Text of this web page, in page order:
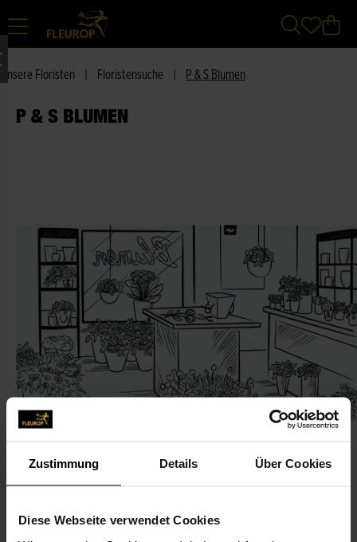
Zustimmung Details Über Cookies
Diese Webseite verwendet Cookies
Unsere Floristen Floristensuche P & S Blumen
P & S BLUMEN
KONTAKT